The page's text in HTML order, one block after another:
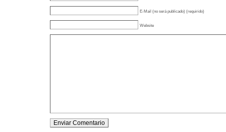
E-Mail (no será publicado) (requirido)
Website